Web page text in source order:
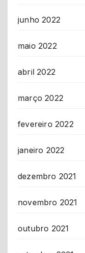
junho 2022
maio 2022
abril 2022
março 2022
fevereiro 2022
janeiro 2022
dezembro 2021
novembro 2021
outubro 2021